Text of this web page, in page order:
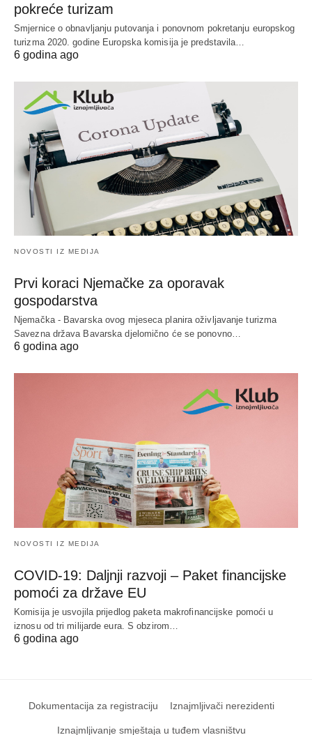
pokreće turizam
Smjernice o obnavljanju putovanja i ponovnom pokretanju europskog
turizma 2020. godine Europska komisija je predstavila…
6 godina ago
NOVOSTI IZ MEDIJA
Prvi koraci Njemačke za oporavak
gospodarstva
Njemačka - Bavarska ovog mjeseca planira oživljavanje turizma
Savezna država Bavarska djelomično će se ponovno…
6 godina ago
NOVOSTI IZ MEDIJA
COVID-19: Daljnji razvoji – Paket financijske
pomoći za države EU
Komisija je usvojila prijedlog paketa makrofinancijske pomoći u
iznosu od tri milijarde eura. S obzirom…
6 godina ago
Dokumentacija za registraciju Iznajmljivači nerezidenti
Iznajmljivanje smještaja u tuđem vlasništvu